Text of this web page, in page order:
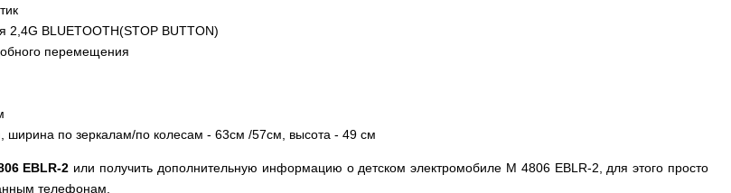
2,4G BLUETOOTH(STOP BUTTON)
перемещения
по зеркалам/по колесам - 63см /57см, высота - 49 см
EBLR-2 или получить дополнительную информацию о детском электромобиле M 4806 EBLR-2, для этого просто
телефонам.